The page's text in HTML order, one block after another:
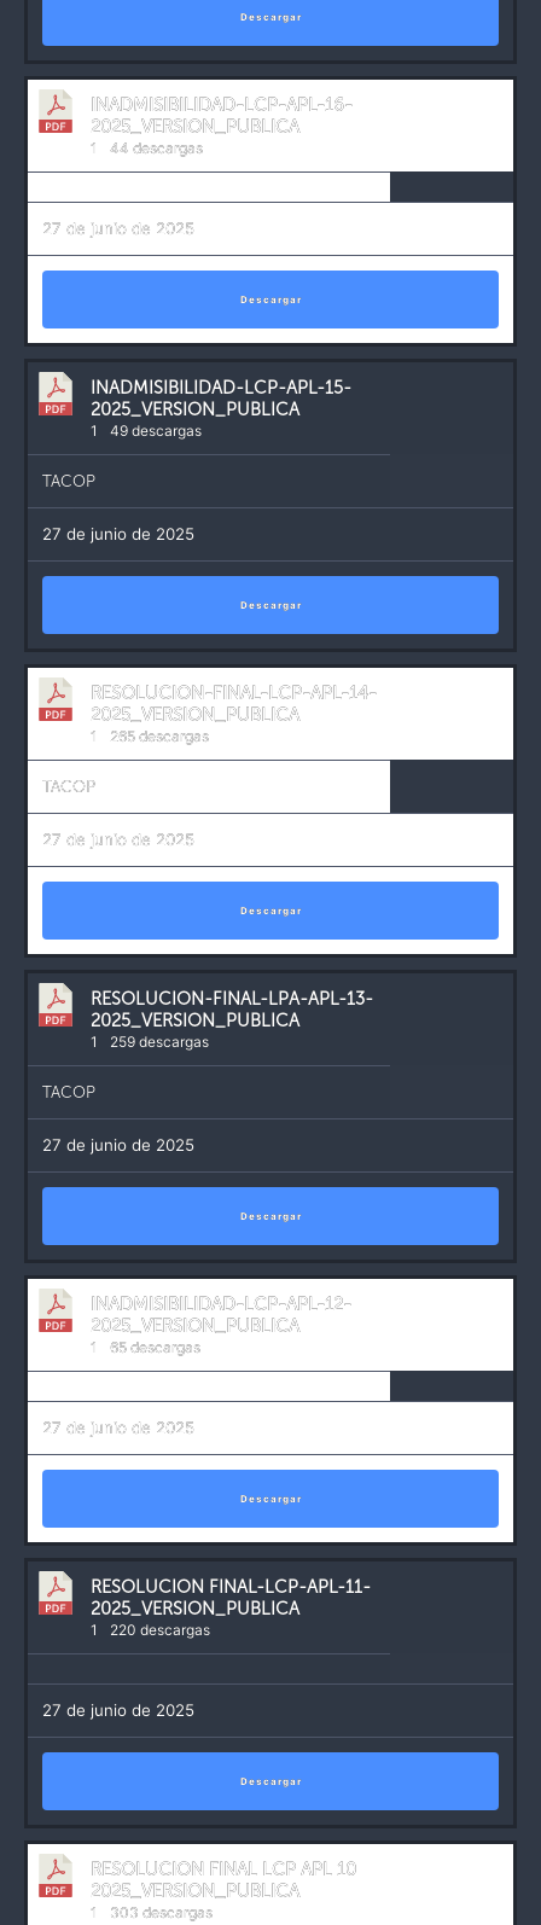
Descargar
INADMISIBILIDAD-LCP-APL-16-
2025_VERSION_PUBLICA
1 44 descargas
27 de junio de 2025
Descargar
INADMISIBILIDAD-LCP-APL-15-
2025_VERSION_PUBLICA
1 49 descargas
TACOP
27 de junio de 2025
Descargar
RESOLUCION-FINAL-LCP-APL-14-
2025_VERSION_PUBLICA
1 265 descargas
TACOP
27 de junio de 2025
Descargar
RESOLUCION-FINAL-LPA-APL-13-
2025_VERSION_PUBLICA
1 259 descargas
TACOP
27 de junio de 2025
Descargar
INADMISIBILIDAD-LCP-APL-12-
2025_VERSION_PUBLICA
1 65 descargas
27 de junio de 2025
Descargar
RESOLUCION FINAL-LCP-APL-11-
2025_VERSION_PUBLICA
1 220 descargas
27 de junio de 2025
Descargar
RESOLUCION FINAL LCP APL 10
2025_VERSION_PUBLICA
1 303 descargas